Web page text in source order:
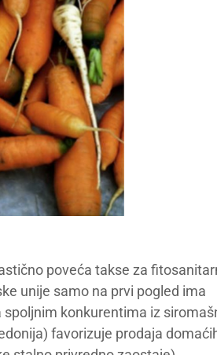
poveća takse za
unije samo na prvi pogled ima
konkurentima iz
favorizuje prodaja